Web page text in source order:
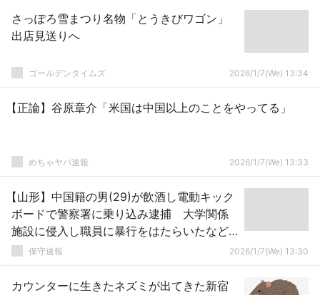
さっぽろ雪まつり名物「とうきびワゴン」
出店見送りへ
ゴールデンタイムズ 2026/1/7(We) 13:34
【正論】谷原章介「米国は中国以上のことをやってる」
めちゃヤバ速報 2026/1/7(We) 13:33
【山形】中国籍の男(29)が飲酒し電動キック
ボードで警察署に乗り込み逮捕 大学関係
施設に侵入し職員に暴行をはたらいたなど
として以前も複数回逮捕 政治家兼起業家
保守速報 2026/1/7(We) 13:30
カウンターに生きたネズミが出てきた新宿